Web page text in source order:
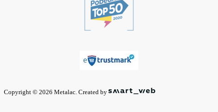
Copyright © 2026 Metalac. Created by